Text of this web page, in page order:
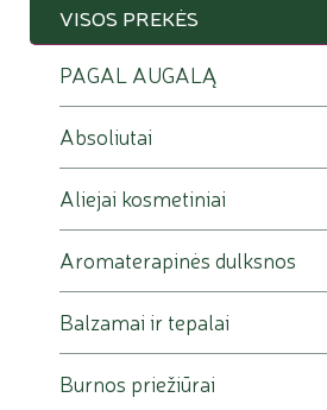
VISOS PREKĖS
PAGAL AUGALĄ
Absoliutai
Aliejai kosmetiniai
Aromaterapinės dulksnos
Balzamai ir tepalai
Burnos priežiūrai